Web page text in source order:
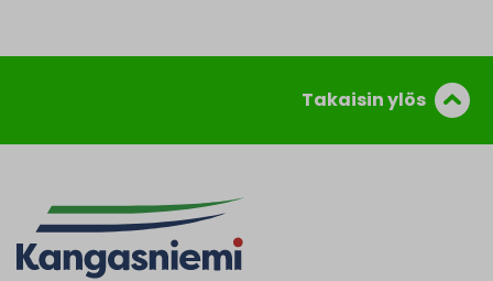
Takaisin ylös